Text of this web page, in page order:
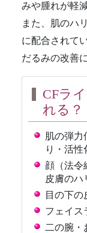
みや腫れが軽
また、肌のハ
に配合されて
だるみの改善
CFラ
れる？
肌の弾
り・活性
顔（法令
皮膚のハ
目の下の
フェイス
二の腕・